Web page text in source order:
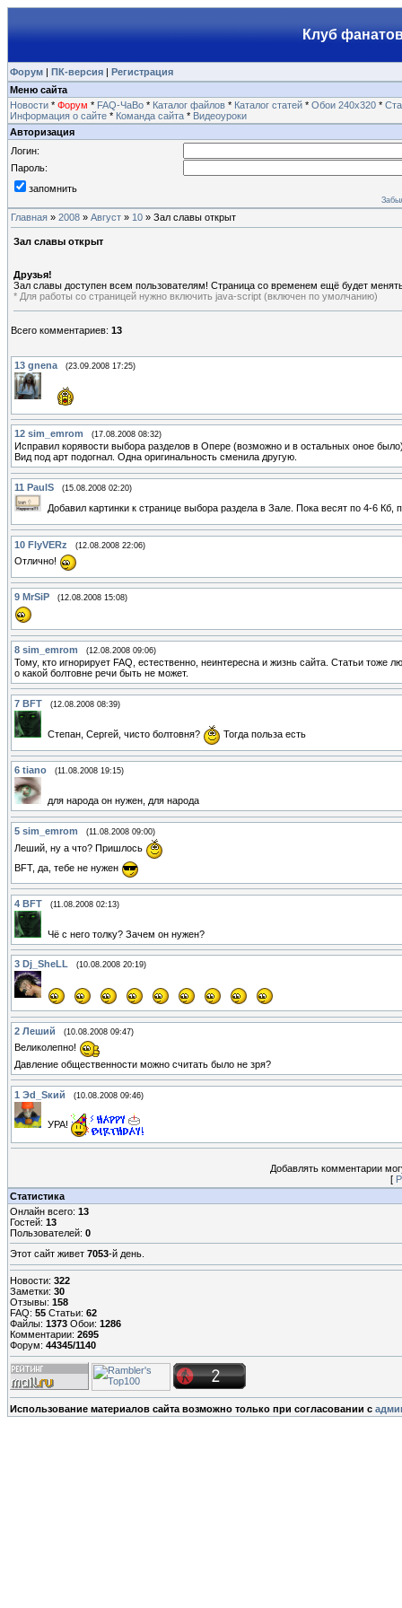
Клуб
Форум | ПК-версия | Регистрация
Меню сайта
Новости * Форум * FAQ-ЧаВо * Каталог файлов * Каталог статей * Обои 240х320 *
Информация о сайте * Команда сайта * Видеоуроки
Авторизация
Логин:
Пароль:
запомнить
Главная » 2008 » Август » 10 » Зал славы открыт
Зал славы открыт
Друзья!
Зал славы доступен всем пользователям! Страница со временем ещё будет
* Для работы со страницей нужно включить java-script (включен по умолчанию)
Всего комментариев: 13
13 gnena (23.09.2008 17:25)
12 sim_emrom (17.08.2008 08:32)
Исправил корявости выбора разделов в Опере (возможно и в остальных оное
Вид под арт подогнал. Одна оригинальность сменила другую.
11 PaulS (15.08.2008 02:20)
Добавил картинки к странице выбора раздела в Зале. Пока весят по 4-6
10 FlyVERz (12.08.2008 22:06)
Отлично!
9 MrSiP (12.08.2008 15:08)
8 sim_emrom (12.08.2008 09:06)
Тому, кто игнорирует FAQ, естественно, неинтересна и жизнь сайта. Статьи
о какой болтовне речи быть не может.
7 BFT (12.08.2008 08:39)
Степан, Сергей, чисто болтовня? Тогда польза есть
6 tiano (11.08.2008 19:15)
для народа он нужен, для народа
5 sim_emrom (11.08.2008 09:00)
Леший, ну а что? Пришлось
BFT, да, тебе не нужен
4 BFT (11.08.2008 02:13)
Чё с него толку? Зачем он нужен?
3 Dj_SheLL (10.08.2008 20:19)
2 Леший (10.08.2008 09:47)
Великолепно!
Давление общественности можно считать было не зря?
1 Эd_Sкий (10.08.2008 09:46)
УРА!
Добавлять комментарии
[
Статистика
Онлайн всего: 13
Гостей: 13
Пользователей: 0
Этот сайт живет 7053-й день.
Новости: 322
Заметки: 30
Отзывы: 158
FAQ: 55 Статьи: 62
Файлы: 1373 Обои: 1286
Комментарии: 2695
Форум: 44345/1140
Использование материалов сайта возможно только при согласовании с